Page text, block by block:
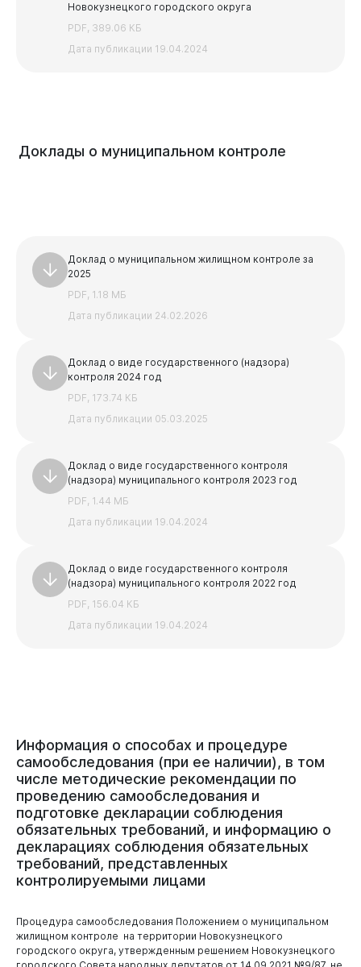
Новокузнецкого городского округа
PDF, 389.06 КБ
Дата публикации 19.04.2024
Доклады о муниципальном контроле
Доклад о муниципальном жилищном контроле за
2025
PDF, 1.18 МБ
Дата публикации 24.02.2026
Доклад о виде государственного (надзора)
контроля 2024 год
PDF, 173.74 КБ
Дата публикации 05.03.2025
Доклад о виде государственного контроля
(надзора) муниципального контроля 2023 год
PDF, 1.44 МБ
Дата публикации 19.04.2024
Доклад о виде государственного контроля
(надзора) муниципального контроля 2022 год
PDF, 156.04 КБ
Дата публикации 19.04.2024
Информация о способах и процедуре
самообследования (при ее наличии), в том
числе методические рекомендации по
проведению самообследования и
подготовке декларации соблюдения
обязательных требований, и информацию о
декларациях соблюдения обязательных
требований, представленных
контролируемыми лицами
Процедура самообследования Положением о муниципальном
жилищном контроле на территории Новокузнецкого
городского округа, утвержденным решением Новокузнецкого